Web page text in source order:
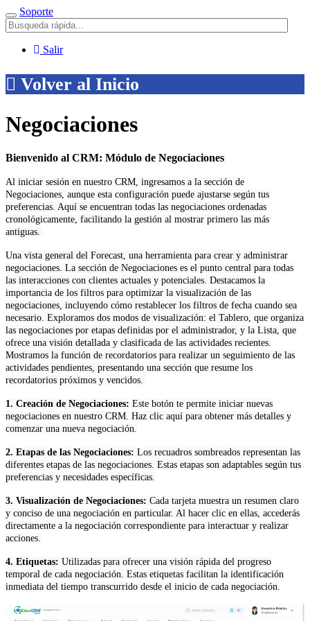
Menú
Soporte
Salir
Volver al Inicio
Negociaciones
Bienvenido al CRM: Módulo de Negociaciones
Al iniciar sesión en nuestro CRM, ingresamos a la sección de
Negociaciones, aunque esta configuración puede ajustarse según tus
preferencias. Aquí se encuentran todas las negociaciones ordenadas
cronológicamente, facilitando la gestión al mostrar primero las más
antiguas.
Una vista general del Forecast, una herramienta para crear y administrar
negociaciones. La sección de Negociaciones es el punto central para todas
las interacciones con clientes actuales y potenciales. Destacamos la
importancia de los filtros para optimizar la visualización de las
negociaciones, incluyendo cómo restablecer los filtros de fecha cuando sea
necesario. Exploramos dos modos de visualización: el Tablero, que organiza
las negociaciones por etapas definidas por el administrador, y la Lista, que
ofrece una visión detallada y clasificada de las actividades recientes.
Mostramos la función de recordatorios para realizar un seguimiento de las
actividades pendientes, presentando una sección que resume los
recordatorios próximos y vencidos.
1. Creación de Negociaciones: Este botón te permite iniciar nuevas
negociaciones en nuestro CRM. Haz clic aquí para obtener más detalles y
comenzar una nueva negociación.
2. Etapas de las Negociaciones: Los recuadros sombreados representan las
diferentes etapas de las negociaciones. Estas etapas son adaptables según tus
preferencias y necesidades específicas.
3. Visualización de Negociaciones: Cada tarjeta muestra un resumen claro
y conciso de una negociación en particular. Al hacer clic en ellas, accederás
directamente a la negociación correspondiente para interactuar y realizar
acciones.
4. Etiquetas: Utilizadas para ofrecer una visión rápida del progreso
temporal de cada negociación. Estas etiquetas facilitan la identificación
inmediata del tiempo transcurrido desde el inicio de cada negociación.